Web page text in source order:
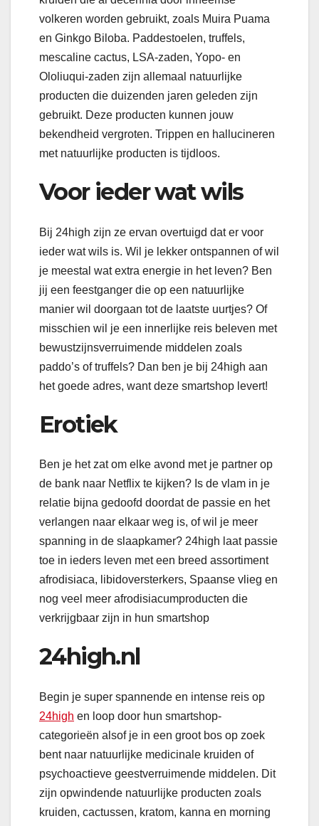
volkeren worden gebruikt, zoals Muira Puama
en Ginkgo Biloba. Paddestoelen, truffels,
mescaline cactus, LSA-zaden, Yopo- en
Ololiuqui-zaden zijn allemaal natuurlijke
producten die duizenden jaren geleden zijn
gebruikt. Deze producten kunnen jouw
bekendheid vergroten. Trippen en hallucineren
met natuurlijke producten is tijdloos.
Voor ieder wat wils
Bij 24high zijn ze ervan overtuigd dat er voor
ieder wat wils is. Wil je lekker ontspannen of wil
je meestal wat extra energie in het leven? Ben
jij een feestganger die op een natuurlijke
manier wil doorgaan tot de laatste uurtjes? Of
misschien wil je een innerlijke reis beleven met
bewustzijnsverruimende middelen zoals
paddo’s of truffels? Dan ben je bij 24high aan
het goede adres, want deze smartshop levert!
Erotiek
Ben je het zat om elke avond met je partner op
de bank naar Netflix te kijken? Is de vlam in je
relatie bijna gedoofd doordat de passie en het
verlangen naar elkaar weg is, of wil je meer
spanning in de slaapkamer? 24high laat passie
toe in ieders leven met een breed assortiment
afrodisiaca, libidoversterkers, Spaanse vlieg en
nog veel meer afrodisiacumproducten die
verkrijgbaar zijn in hun smartshop
24high.nl
Begin je super spannende en intense reis op
24high en loop door hun smartshop-
categorieën alsof je in een groot bos op zoek
bent naar natuurlijke medicinale kruiden of
psychoactieve geestverruimende middelen. Dit
zijn opwindende natuurlijke producten zoals
kruiden, cactussen, kratom, kanna en morning